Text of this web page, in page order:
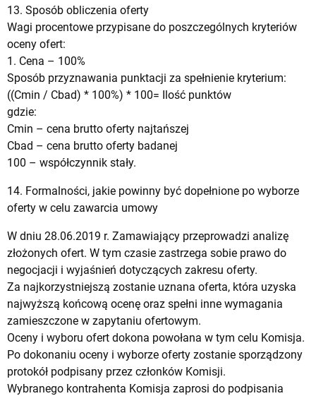
13. Sposób obliczenia oferty
Wagi procentowe przypisane do poszczególnych kryteriów
oceny ofert:
1. Cena – 100%
Sposób przyznawania punktacji za spełnienie kryterium:
((Cmin / Cbad) * 100%) * 100= Ilość punktów
gdzie:
Cmin – cena brutto oferty najtańszej
Cbad – cena brutto oferty badanej
100 – współczynnik stały.
14. Formalności, jakie powinny być dopełnione po wyborze
oferty w celu zawarcia umowy
W dniu 28.06.2019 r. Zamawiający przeprowadzi analizę
złożonych ofert. W tym czasie zastrzega sobie prawo do
negocjacji i wyjaśnień dotyczących zakresu oferty.
Za najkorzystniejszą zostanie uznana oferta, która uzyska
najwyższą końcową ocenę oraz spełni inne wymagania
zamieszczone w zapytaniu ofertowym.
Oceny i wyboru ofert dokona powołana w tym celu Komisja.
Po dokonaniu oceny i wyborze oferty zostanie sporządzony
protokół podpisany przez członków Komisji.
Wybranego kontrahenta Komisja zaprosi do podpisania